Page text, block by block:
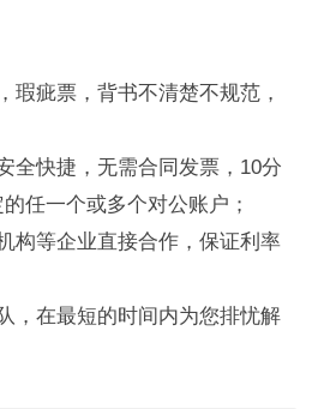
瑕疵票，背书不清楚不规范，
全快捷，无需合同发票，10分
任一个或多个对公账户；
构等企业直接合作，保证利率
，在最短的时间内为您排忧解